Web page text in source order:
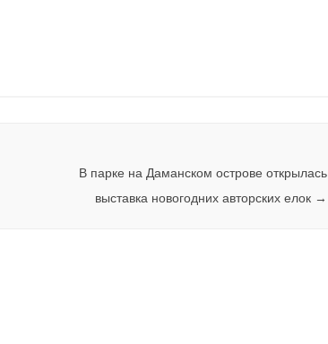
В парке на Даманском острове открылась
выставка новогодних авторских елок →